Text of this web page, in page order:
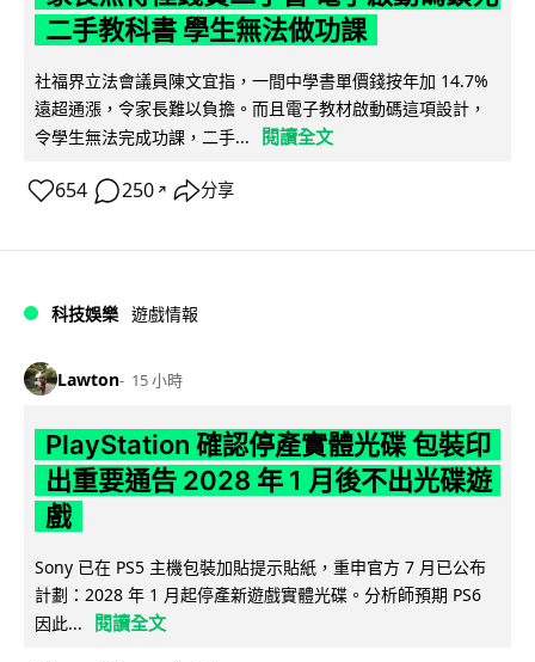
二手教科書 學生無法做功課
社福界立法會議員陳文宜指，一間中學書單價錢按年加 14.7%
遠超通漲，令家長難以負擔。而且電子教材啟動碼這項設計，
令學生無法完成功課，二手...
閱讀全文
654 250 ↗ 分享
科技娛樂 遊戲情報
Lawton 15 小時
PlayStation 確認停產實體光碟 包裝印
出重要通告 2028 年 1 月後不出光碟遊
戲
Sony 已在 PS5 主機包裝加貼提示貼紙，重申官方 7 月已公布
計劃：2028 年 1 月起停產新遊戲實體光碟。分析師預期 PS6
因此...
閱讀全文